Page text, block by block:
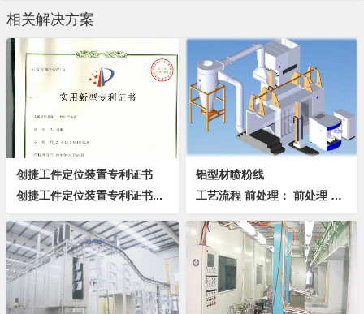
相关解决方案
创捷工件定位装置专利证书
创捷工件定位装置专利证书...
铝型材喷粉线
工艺流程 前处理： 前处理 喷淋式前处理概叙 棚体选用#不锈钢板及PP塑料板，平整美观，不变形、不漏水； 预除油滴水区底板采用耐酸碱316...